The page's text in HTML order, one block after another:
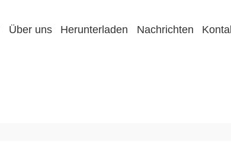
Über uns Herunterladen Nachrichten